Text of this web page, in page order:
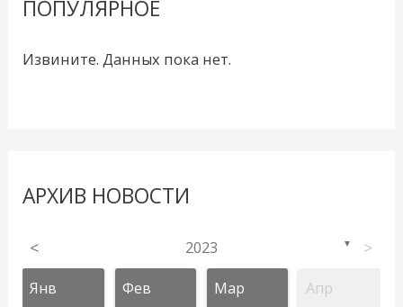
ПОПУЛЯРНОЕ
Извините. Данных пока нет.
АРХИВ НОВОСТИ
< 2023 ▼ >
Янв Фев Мар Апр